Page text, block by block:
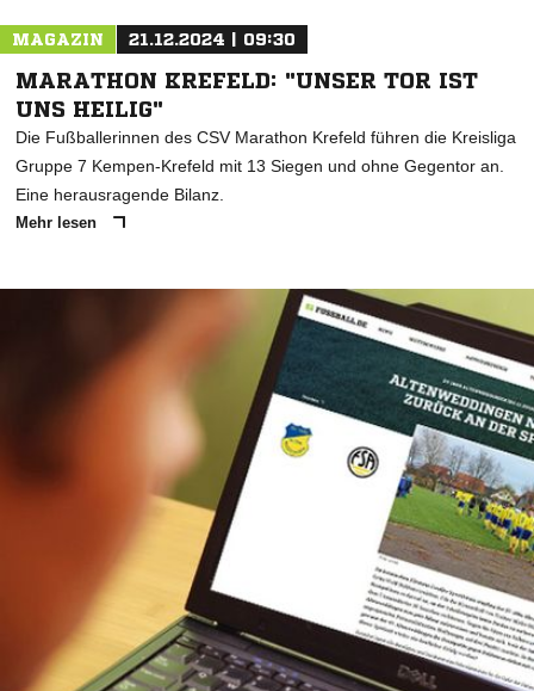
MAGAZIN 21.12.2024 | 09:30
MARATHON KREFELD: "UNSER TOR IST
UNS HEILIG"
Die Fußballerinnen des CSV Marathon Krefeld führen die Kreisliga
Gruppe 7 Kempen-Krefeld mit 13 Siegen und ohne Gegentor an.
Eine herausragende Bilanz.
Mehr lesen